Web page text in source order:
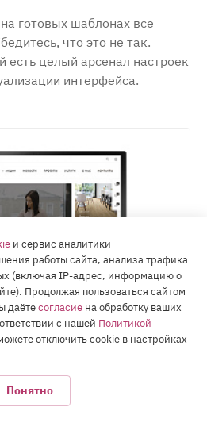
готовых шаблонах все
что это не так.
есть целый арсенал настроек
интерфейса.
и сервис аналитики
работы сайта, анализа трафика
(включая IP-адрес, информацию о
Продолжая пользоваться сайтом
даётесогласие на обработку ваших
с нашей Политикой
отключить cookie в настройках
Понятно